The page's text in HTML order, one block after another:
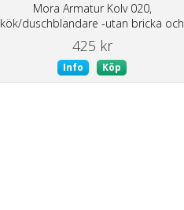
Mora Armatur Kolv 020,
kök/duschblandare -utan bricka och
förpackning
425 kr
Info Köp